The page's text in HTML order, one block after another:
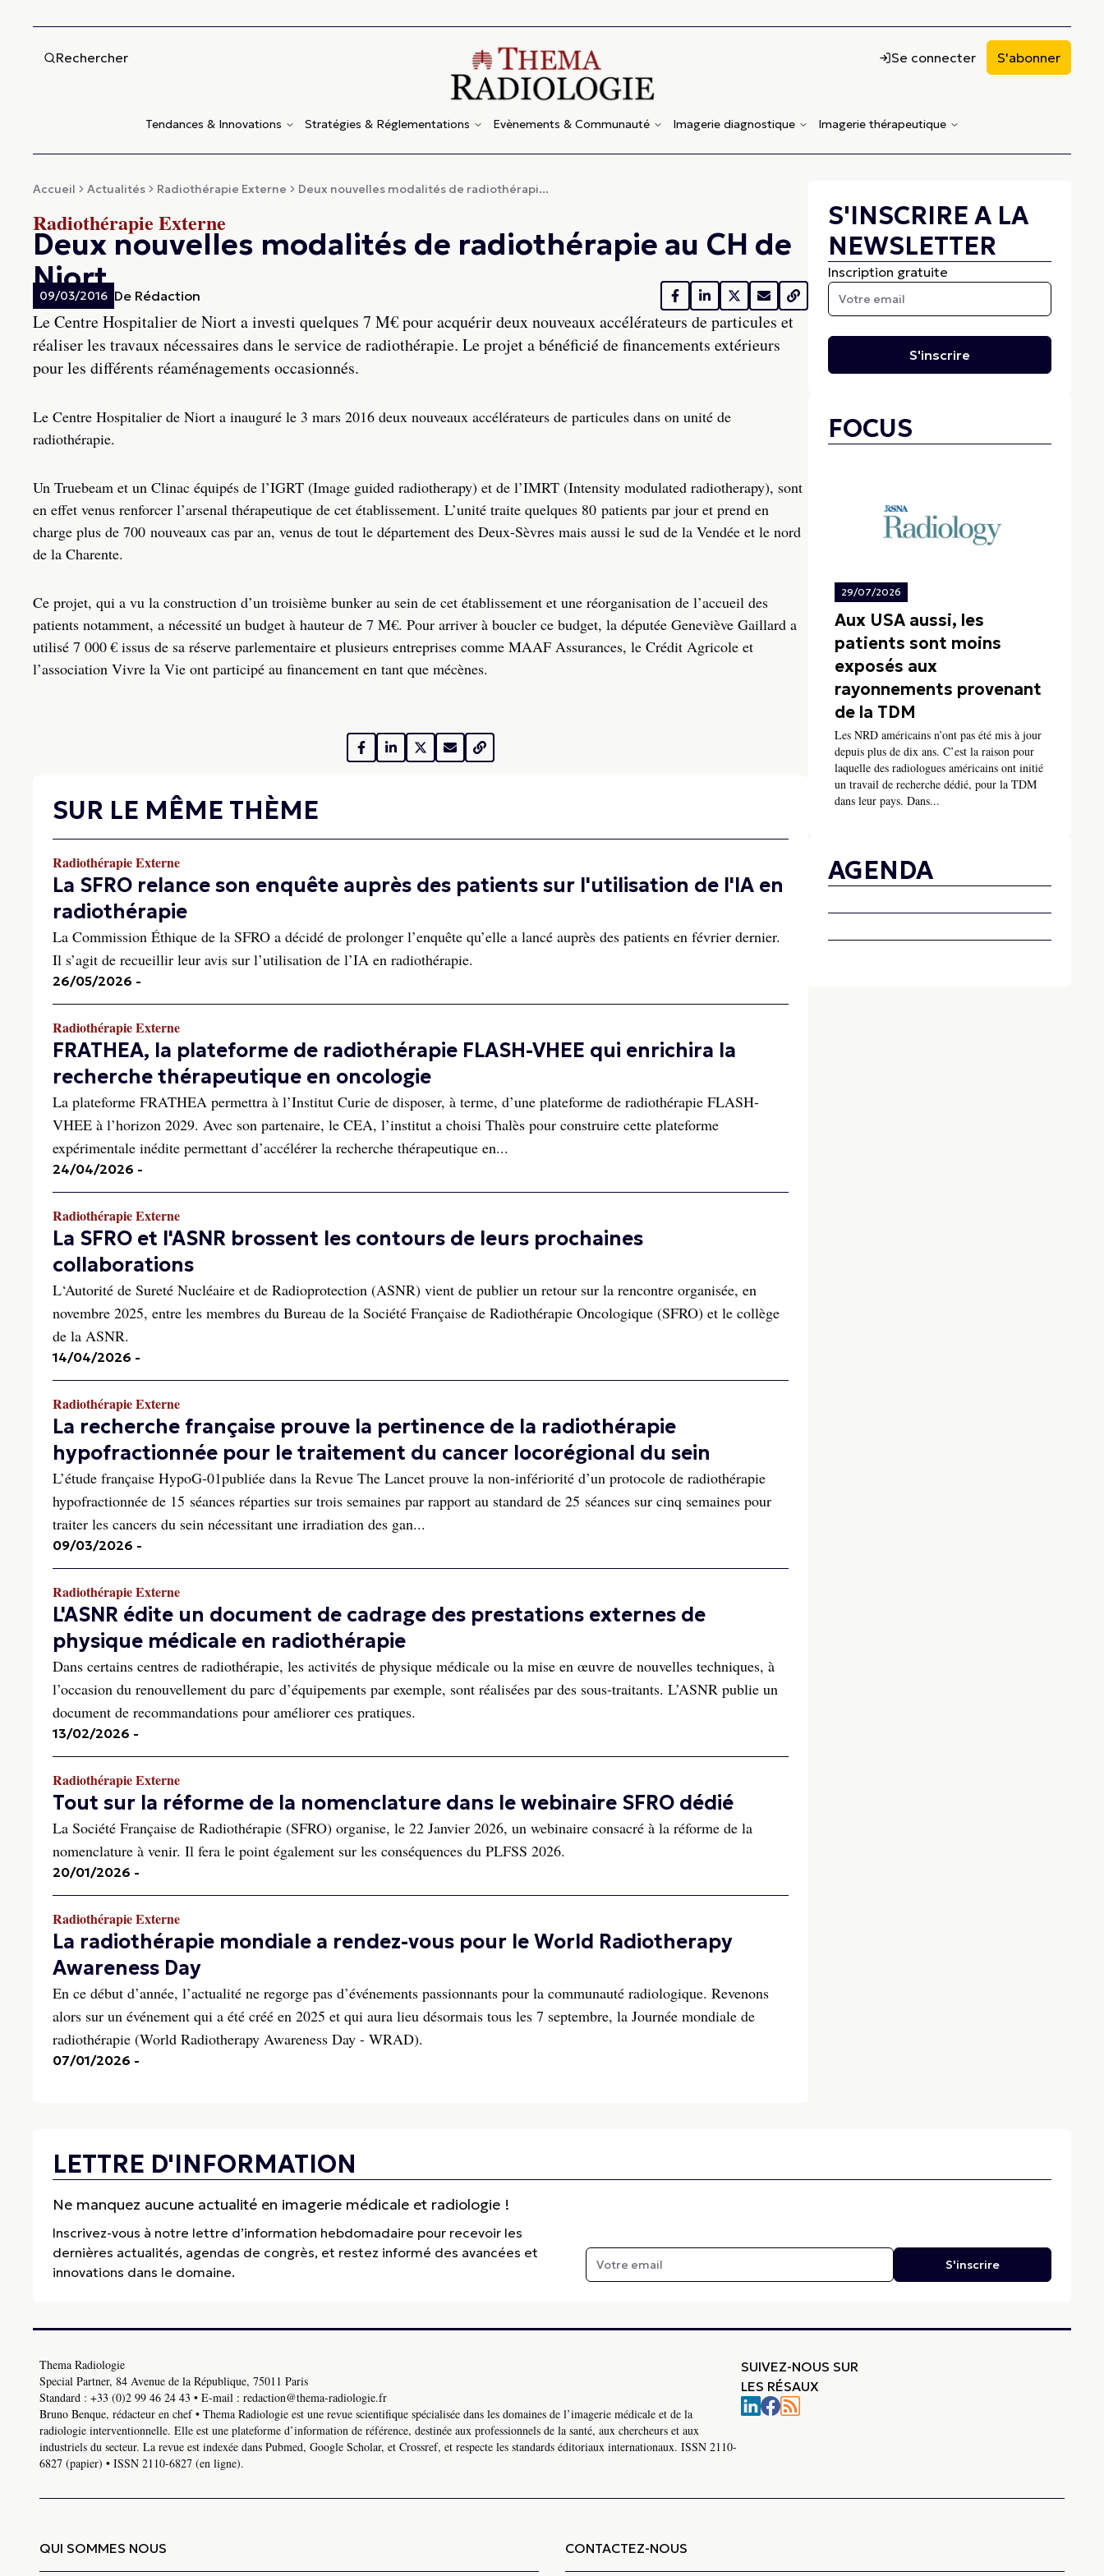
Rechercher Se connecter S'abonner
Tendances & Innovations Stratégies & Réglementations Evènements & Communauté Imagerie diagnostique Imagerie thérapeutique
Accueil Actualités Radiothérapie Externe Deux nouvelles modalités de radiothérapi...
Radiothérapie Externe
Deux nouvelles modalités de radiothérapie au CH de
Niort
09/03/2016 De Rédaction
Le Centre Hospitalier de Niort a investi quelques 7 M€ pour acquérir deux nouveaux accélérateurs de particules et
réaliser les travaux nécessaires dans le service de radiothérapie. Le projet a bénéficié de financements extérieurs
pour les différents réaménagements occasionnés.
Le Centre Hospitalier de Niort a inauguré le 3 mars 2016 deux nouveaux accélérateurs de particules dans on unité de
radiothérapie.
Un Truebeam et un Clinac équipés de l’IGRT (Image guided radiotherapy) et de l’IMRT (Intensity modulated radiotherapy), sont
en effet venus renforcer l’arsenal thérapeutique de cet établissement. L’unité traite quelques 80 patients par jour et prend en
charge plus de 700 nouveaux cas par an, venus de tout le département des Deux-Sèvres mais aussi le sud de la Vendée et le nord
de la Charente.
Ce projet, qui a vu la construction d’un troisième bunker au sein de cet établissement et une réorganisation de l’accueil des
patients notamment, a nécessité un budget à hauteur de 7 M€. Pour arriver à boucler ce budget, la députée Geneviève Gaillard a
utilisé 7 000 € issus de sa réserve parlementaire et plusieurs entreprises comme MAAF Assurances, le Crédit Agricole et
l’association Vivre la Vie ont participé au financement en tant que mécènes.
SUR LE MÊME THÈME
Radiothérapie Externe
La SFRO relance son enquête auprès des patients sur l'utilisation de l'IA en
radiothérapie
La Commission Éthique de la SFRO a décidé de prolonger l’enquête qu’elle a lancé auprès des patients en février dernier.
Il s’agit de recueillir leur avis sur l’utilisation de l’IA en radiothérapie.
26/05/2026 -
Radiothérapie Externe
FRATHEA, la plateforme de radiothérapie FLASH-VHEE qui enrichira la
recherche thérapeutique en oncologie
La plateforme FRATHEA permettra à l’Institut Curie de disposer, à terme, d’une plateforme de radiothérapie FLASH-
VHEE à l’horizon 2029. Avec son partenaire, le CEA, l’institut a choisi Thalès pour construire cette plateforme
expérimentale inédite permettant d’accélérer la recherche thérapeutique en...
24/04/2026 -
Radiothérapie Externe
La SFRO et l'ASNR brossent les contours de leurs prochaines
collaborations
L‘Autorité de Sureté Nucléaire et de Radioprotection (ASNR) vient de publier un retour sur la rencontre organisée, en
novembre 2025, entre les membres du Bureau de la Société Française de Radiothérapie Oncologique (SFRO) et le collège
de la ASNR.
14/04/2026 -
Radiothérapie Externe
La recherche française prouve la pertinence de la radiothérapie
hypofractionnée pour le traitement du cancer locorégional du sein
L’étude française HypoG-01publiée dans la Revue The Lancet prouve la non-infériorité d’un protocole de radiothérapie
hypofractionnée de 15 séances réparties sur trois semaines par rapport au standard de 25 séances sur cinq semaines pour
traiter les cancers du sein nécessitant une irradiation des gan...
09/03/2026 -
Radiothérapie Externe
L'ASNR édite un document de cadrage des prestations externes de
physique médicale en radiothérapie
Dans certains centres de radiothérapie, les activités de physique médicale ou la mise en œuvre de nouvelles techniques, à
l’occasion du renouvellement du parc d’équipements par exemple, sont réalisées par des sous-traitants. L’ASNR publie un
document de recommandations pour améliorer ces pratiques.
13/02/2026 -
Radiothérapie Externe
Tout sur la réforme de la nomenclature dans le webinaire SFRO dédié
La Société Française de Radiothérapie (SFRO) organise, le 22 Janvier 2026, un webinaire consacré à la réforme de la
nomenclature à venir. Il fera le point également sur les conséquences du PLFSS 2026.
20/01/2026 -
Radiothérapie Externe
La radiothérapie mondiale a rendez-vous pour le World Radiotherapy
Awareness Day
En ce début d’année, l’actualité ne regorge pas d’événements passionnants pour la communauté radiologique. Revenons
alors sur un événement qui a été créé en 2025 et qui aura lieu désormais tous les 7 septembre, la Journée mondiale de
radiothérapie (World Radiotherapy Awareness Day - WRAD).
07/01/2026 -
S'INSCRIRE A LA
NEWSLETTER
Inscription gratuite
S'inscrire
FOCUS
29/07/2026
Aux USA aussi, les
patients sont moins
exposés aux
rayonnements provenant
de la TDM
Les NRD américains n’ont pas été mis à jour
depuis plus de dix ans. C’est la raison pour
laquelle des radiologues américains ont initié
un travail de recherche dédié, pour la TDM
dans leur pays. Dans...
AGENDA
LETTRE D'INFORMATION
Ne manquez aucune actualité en imagerie médicale et radiologie !
Inscrivez-vous à notre lettre d’information hebdomadaire pour recevoir les
dernières actualités, agendas de congrès, et restez informé des avancées et
innovations dans le domaine.
S'inscrire
Thema Radiologie
Special Partner, 84 Avenue de la République, 75011 Paris
Standard : +33 (0)2 99 46 24 43 • E-mail : redaction@thema-radiologie.fr
Bruno Benque, rédacteur en chef • Thema Radiologie est une revue scientifique spécialisée dans les domaines de l’imagerie médicale et de la
radiologie interventionnelle. Elle est une plateforme d’information de référence, destinée aux professionnels de la santé, aux chercheurs et aux
industriels du secteur. La revue est indexée dans Pubmed, Google Scholar, et Crossref, et respecte les standards éditoriaux internationaux. ISSN 2110-
6827 (papier) • ISSN 2110-6827 (en ligne).
SUIVEZ-NOUS SUR
LES RÉSAUX
QUI SOMMES NOUS CONTACTEZ-NOUS